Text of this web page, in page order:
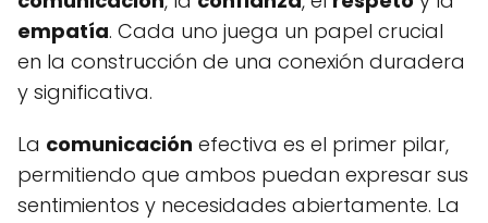
empatía. Cada uno juega un papel crucial
en la construcción de una conexión duradera
y significativa.
La comunicación efectiva es el primer pilar,
permitiendo que ambos puedan expresar sus
sentimientos y necesidades abiertamente. La